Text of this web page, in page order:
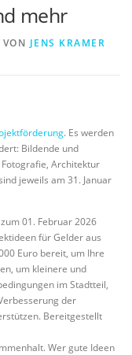
mehr
VON JENS KRAMER
. Es werden
Bildende und
Architektur
jeweils am 31. Januar
01. Februar 2026
für Gelder aus
Euro bereit, um Ihre
um kleinere und
im Stadtteil,
der
Bereitgestellt
Wer gute Ideen